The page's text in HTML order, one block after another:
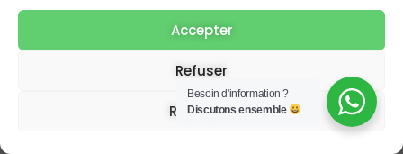
Accepter
Refuser
Réglages
soleilpour protéger les fenêtres exposées
Ces travaux demandent un investissement
initial mais permettent de faire des
Besoin d'information ?
Discutons ensemble